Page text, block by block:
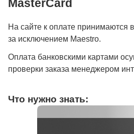
MasterCard
На сайте к оплате принимаются
за исключением Maestro.
Оплата банковскими картами
проверки заказа менеджером
Что нужно знать: